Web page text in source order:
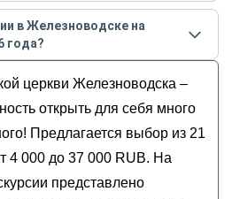
в Железноводскев
года:
Швейцария
из настоящего
5 городов за 1 день (из
КавМинВод
в Железноводске на
года?
4 000до 37 000 RUB
церкви Железноводска –
открыть для себя много
Предлагается выбор из 21
4 000 до 37 000 RUB. На
представлено